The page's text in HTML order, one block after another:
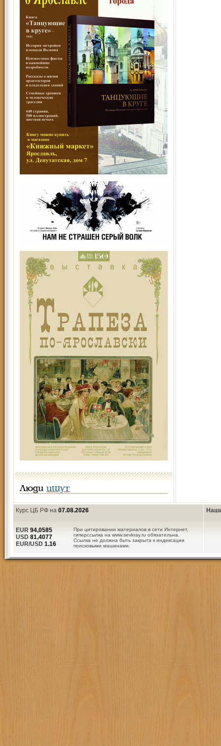
Люди ищут
Курс ЦБ РФ на 07.08.2026
При цитировании материалов в сети Интернет,
гиперссылка на www.sevkray.ru обязательна.
Ссылка не должна быть закрыта к индексации
поисковыми машинами.
EUR 94,0585
USD 81,4077
EUR/USD 1.16